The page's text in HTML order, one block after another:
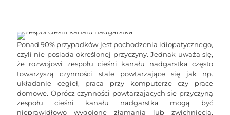
Ponad 90% przypadków jest pochodzenia idiopatycznego,
czyli nie posiada określonej przyczyny. Jednak uważa się,
że rozwojowi zespołu cieśni kanału nadgarstka często
towarzyszą czynności stale powtarzające się jak np.
układanie cegieł, praca przy komputerze czy prace
domowe. Oprócz czynności powtarzających się przyczyną
zespołu cieśni kanału nadgarstka mogą być
nieprawidłowo wygojone złamania lub zwichnięcia,